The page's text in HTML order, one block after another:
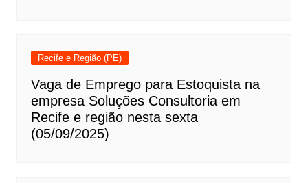
Recife e Região (PE)
Vaga de Emprego para Estoquista na
empresa Soluções Consultoria em
Recife e região nesta sexta
(05/09/2025)